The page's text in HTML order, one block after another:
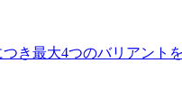
き最大4つのバリアント